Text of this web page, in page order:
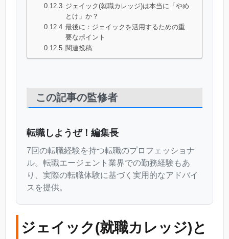
ジェイック(就職カレッジ)は本当に「やめ
とけ」か？
最後に：ジェイックを活用するための重
要なポイント
関連投稿:
この記事の監修者
転職しようぜ！編集長
7回の転職経験を持つ転職のプロフェッショナ
ル。転職エージェント業界での勤務経験もあ
り、実際の転職体験に基づく実用的なアドバイ
スを提供。
ジェイック(就職カレッジ)と